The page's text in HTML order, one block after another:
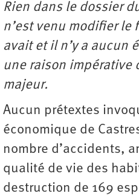
Rien dans le dossier
n’est venu modifier le
avait et il n’y a aucun
une raison impérative
majeur.
Aucun prétextes
économique de
nombre d’accidents,
qualité de vie des
destruction de 169